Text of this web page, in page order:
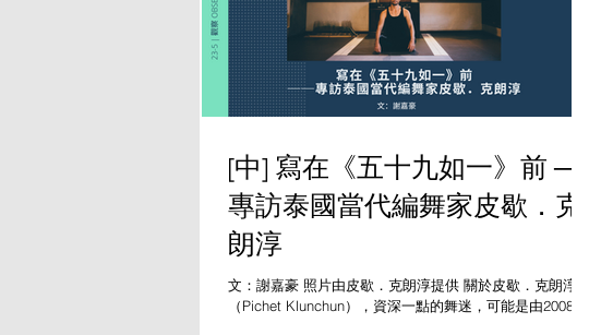
[中] 寫在《五十九如一》前 ──
專訪泰國當代編舞家皮歇．克
朗淳
文：謝嘉豪 照片由皮歇．克朗淳提供 關於皮歇．克朗淳
（Pichet Klunchun），資深一點的舞迷，可能是由2008年